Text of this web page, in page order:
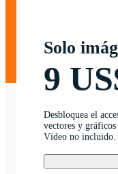
Solo
9
Desbloquea el
vectores y gráficos
Vídeo no incluido.